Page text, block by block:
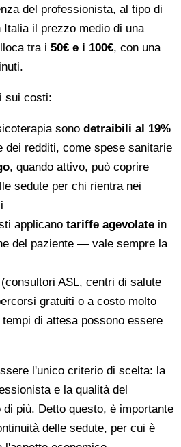
del professionista, al tipo di
il prezzo medio di una
tra i 50€ e i 100€, con una
sui costi:
sono detraibili al 19%
dei redditi, come spese sanitarie
, quando attivo, può coprire
sedute per chi rientra nei
applicano tariffe agevolate in
del paziente — vale sempre la
(consultori ASL, centri di salute
gratuiti o a costo molto
di attesa possono essere
l'unico criterio di scelta: la
e la qualità del
più. Detto questo, è importante
delle sedute, per cui è